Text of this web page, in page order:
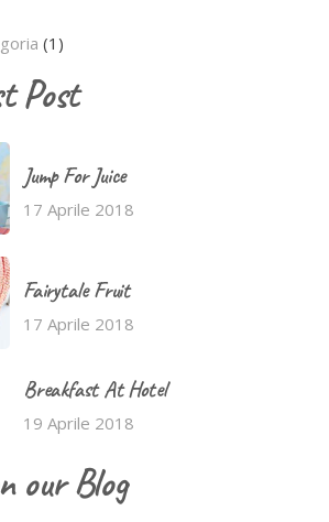
(1)
Post
Jump For Juice
17 Aprile 2018
Fairytale Fruit
17 Aprile 2018
Breakfast At Hotel
19 Aprile 2018
our Blog